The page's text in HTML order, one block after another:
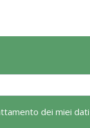
dei miei